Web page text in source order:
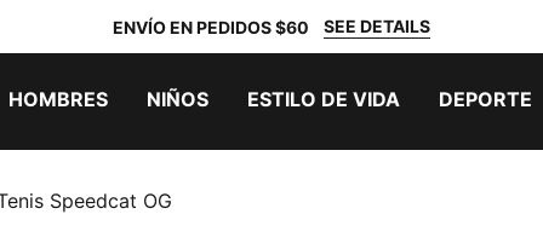
ENVÍO EN PEDIDOS $60 SEE DETAILS
HOMBRES NIÑOS ESTILO DE VIDA DEPORTE
Speedcat OG